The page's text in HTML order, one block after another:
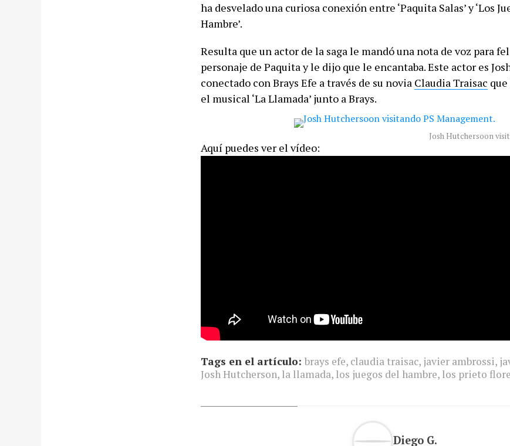
ha desvelado una curiosa conexión entre ‘Paquita Salas’ y ‘Los
Hambre’.
Resulta que un actor de la saga le mandó una nota de voz para
personaje de Paquita y le dijo que le encantaba. Este actor es
conectado con Brays Efe a través de su novia Claudia Traisac
el musical ‘La Llamada’ junto a Brays.
Josh Hutchersoon
Aquí puedes ver el vídeo:
Tags en el artículo: brays efe, claudia traisac, javier ambrossi,
Josh Hutcherson, la llamada, los juegos del hambre, los prieto
Diego G.